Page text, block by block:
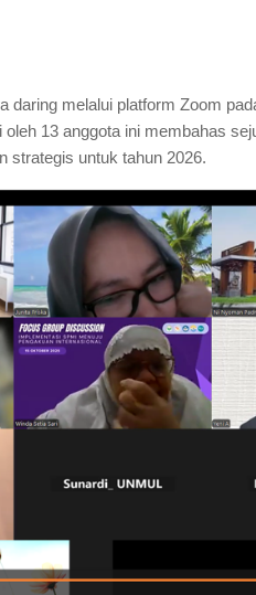
melalui platform Zoom
13 anggota ini membahas
strategis untuk tahun 2026.